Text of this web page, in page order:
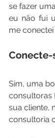
se fazer
eu não fui
me
Sim, uma
consultoras
sua cliente,
consultoria